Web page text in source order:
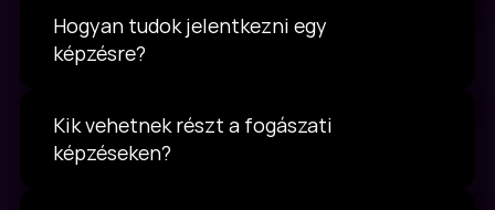
Hogyan tudok jelentkezni egy
képzésre?
Kik vehetnek részt a fogászati
képzéseken?